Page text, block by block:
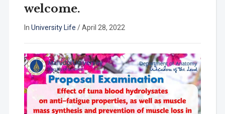
welcome.
In University Life /April 28, 2022